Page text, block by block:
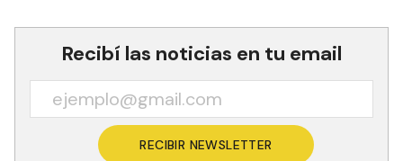
Recibí las noticias en tu email
RECIBIR NEWSLETTER